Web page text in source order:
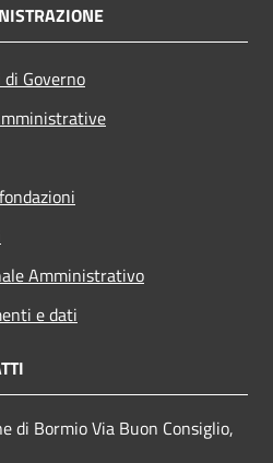
Governo
Amministrativo
e dati
di Bormio Via Buon Consiglio,